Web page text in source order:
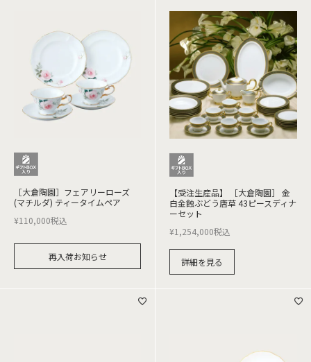
［大倉陶園］フェアリーローズ
(マチルダ) ティータイムペア
¥110,000税込
再入荷お知らせ
【受注生産品】 ［大倉陶園］ 金
白金蝕ぶどう唐草 43ピースディナ
ーセット
¥1,254,000税込
詳細を見る